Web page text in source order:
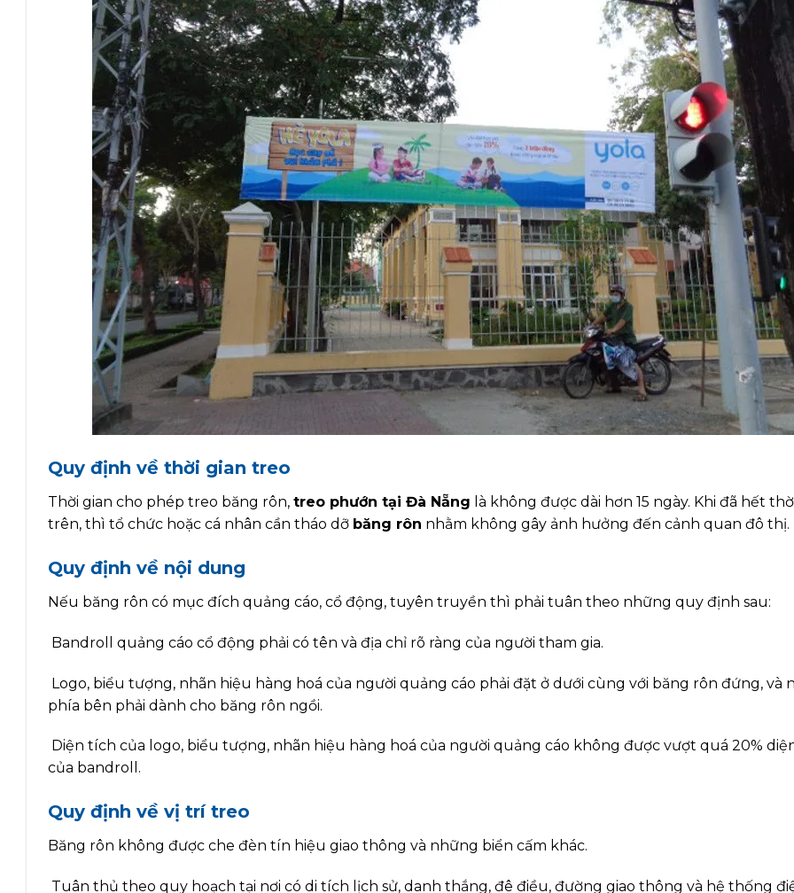
Quy định về thời gian treo
Thời gian cho phép treo băng rôn, treo phướn tại Đà Nẵng là không được dài hơn 15 ngày. Khi đã hết
trên, thì tổ chức hoặc cá nhân cần tháo dỡ băng rôn nhằm không gây ảnh hưởng đến cảnh quan đô thị.
Quy định về nội dung
Nếu băng rôn có mục đích quảng cáo, cổ động, tuyên truyền thì phải tuân theo những quy định sau:
Bandroll quảng cáo cổ động phải có tên và địa chỉ rõ ràng của người tham gia.
Logo, biểu tượng, nhãn hiệu hàng hoá của người quảng cáo phải đặt ở dưới cùng với băng rôn đứng, và
phía bên phải dành cho băng rôn ngồi.
Diện tích của logo, biểu tượng, nhãn hiệu hàng hoá của người quảng cáo không được vượt quá 20%
của bandroll.
Quy định về vị trí treo
Băng rôn không được che đèn tín hiệu giao thông và những biển cấm khác.
Tuân thủ theo quy hoạch tại nơi có di tích lịch sử, danh thắng, đê điều, đường giao thông và hệ thống